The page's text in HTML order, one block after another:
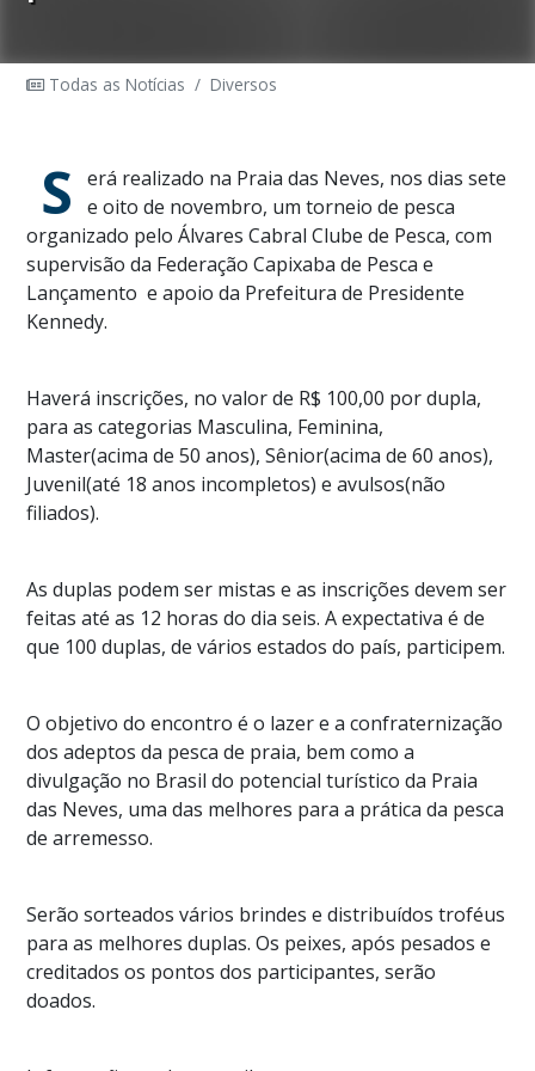
Todas as Notícias / Diversos
S
erá realizado na Praia das Neves, nos dias sete
e oito de novembro, um torneio de pesca
organizado pelo Álvares Cabral Clube de Pesca, com
supervisão da Federação Capixaba de Pesca e
Lançamento e apoio da Prefeitura de Presidente
Kennedy.
Haverá inscrições, no valor de R$ 100,00 por dupla,
para as categorias Masculina, Feminina,
Master(acima de 50 anos), Sênior(acima de 60 anos),
Juvenil(até 18 anos incompletos) e avulsos(não
filiados).
As duplas podem ser mistas e as inscrições devem ser
feitas até as 12 horas do dia seis. A expectativa é de
que 100 duplas, de vários estados do país, participem.
O objetivo do encontro é o lazer e a confraternização
dos adeptos da pesca de praia, bem como a
divulgação no Brasil do potencial turístico da Praia
das Neves, uma das melhores para a prática da pesca
de arremesso.
Serão sorteados vários brindes e distribuídos troféus
para as melhores duplas. Os peixes, após pesados e
creditados os pontos dos participantes, serão
doados.